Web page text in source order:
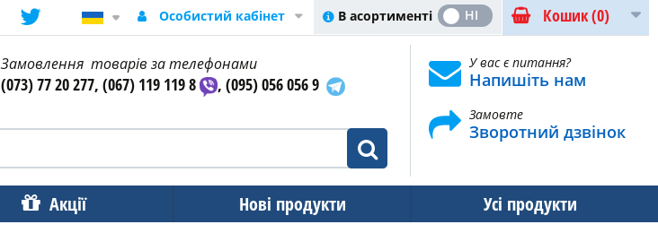
Кошик(0)
В асортименті
ТАК НІ
Особистий кабінет
Замовлення товарів за телефонами
(073) 77 20 277, (067) 119 119 8 , (095) 056 056 9
У вас є питання?
Напишіть нам
Замовте
Зворотний дзвінок
Акції Нові продукти Усі продукти